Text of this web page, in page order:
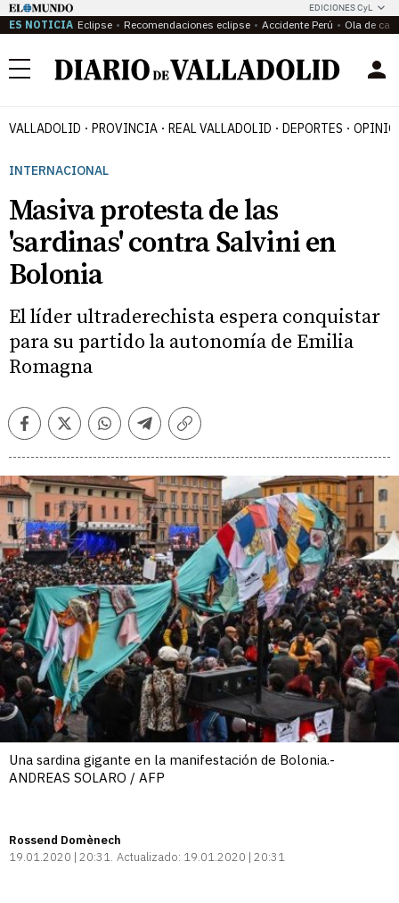
EDICIONES CyL
ES NOTICIA Eclipse Recomendaciones eclipse Accidente Perú Ola de
Menú
VALLADOLID PROVINCIA REAL VALLADOLID DEPORTES
INTERNACIONAL
Masiva protesta de las
'sardinas' contra Salvini en
Bolonia
El líder ultraderechista espera conquistar
para su partido la autonomía de Emilia
Romagna
FacebookTwitterWhatsappTelegramCopiar
Una sardina gigante en la manifestación de Bolonia.-
ANDREAS SOLARO / AFP
Rossend Domènech
19.01.2020 | 20:31 Actualizado: 19.01.2020 | 20:31